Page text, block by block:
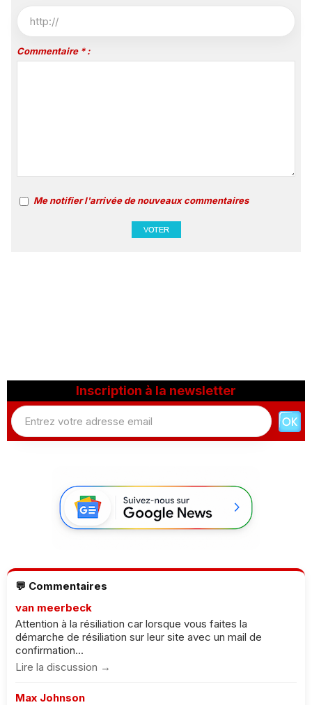
Commentaire * :
Me notifier l'arrivée de nouveaux commentaires
Inscription à la newsletter
💬 Commentaires
van meerbeck
Attention à la résiliation car lorsque vous faites la
démarche de résiliation sur leur site avec un mail de
confirmation...
Lire la discussion →
Max Johnson